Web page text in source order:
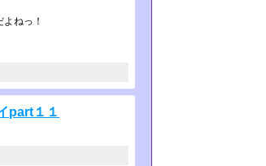
ねっ­！
part１１